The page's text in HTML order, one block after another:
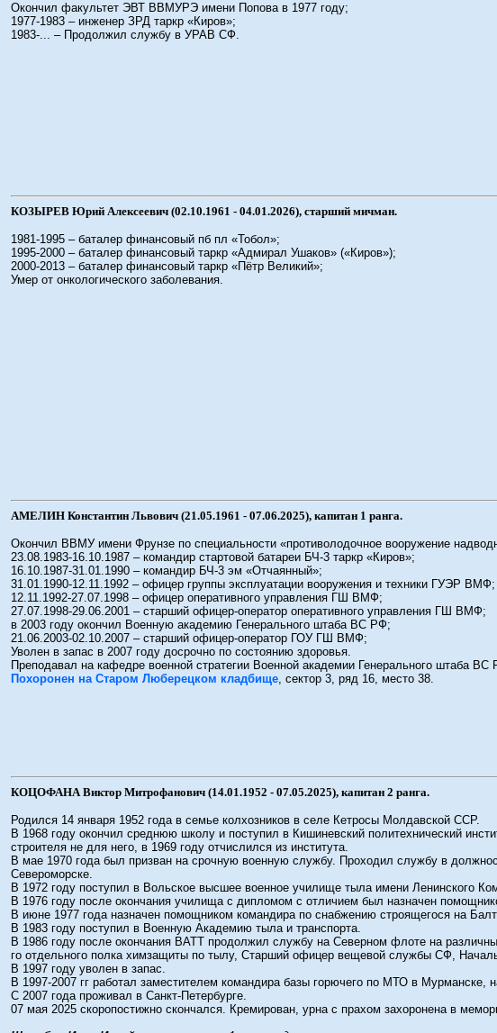
Окончил факультет ЭВТ ВВМУРЭ имени Попова в 1977 году;
1977-1983 – инженер ЗРД таркр «Киров»;
1983-... – Продолжил службу в УРАВ СФ.
КОЗЫРЕВ Юрий Алексеевич (02.10.1961 - 04.01.2026), старший мичман.
1981-1995 – баталер финансовый пб пл «Тобол»;
1995-2000 – баталер финансовый таркр «Адмирал Ушаков» («Киров»);
2000-2013 – баталер финансовый таркр «Пётр Великий»;
Умер от онкологического заболевания.
АМЕЛИН Константин Львович (21.05.1961 - 07.06.2025), капитан 1 ранга.
Окончил ВВМУ имени Фрунзе по специальности «противолодочное вооружение
23.08.1983-16.10.1987 – командир стартовой батареи БЧ-3 таркр «Киров»;
16.10.1987-31.01.1990 – командир БЧ-3 эм «Отчаянный»;
31.01.1990-12.11.1992 – офицер группы эксплуатации вооружения и техники ГУЭР ВМФ;
12.11.1992-27.07.1998 – офицер оперативного управления ГШ ВМФ;
27.07.1998-29.06.2001 – старший офицер-оператор оперативного управления ГШ ВМФ;
в 2003 году окончил Военную академию Генерального штаба ВС РФ;
21.06.2003-02.10.2007 – старший офицер-оператор ГОУ ГШ ВМФ;
Уволен в запас в 2007 году досрочно по состоянию здоровья.
Преподавал на кафедре военной стратегии Военной академии Генерального штаба ВС
Похоронен на Старом Люберецком кладбище, сектор 3, ряд 16, место 38.
КОЦОФАНА Виктор Митрофанович (14.01.1952 - 07.05.2025), капитан 2 ранга.
Родился 14 января 1952 года в семье колхозников в селе Кетросы Молдавской ССР.
В 1968 году окончил среднюю школу и поступил в Кишиневский политехнический
строителя не для него, в 1969 году отчислился из института.
В мае 1970 года был призван на срочную военную службу. Проходил службу в
Североморске.
В 1972 году поступил в Вольское высшее военное училище тыла имени Ленинского
В 1976 году после окончания училища с дипломом с отличием был назначен
В июне 1977 года назначен помощником командира по снабжению строящегося на
В 1983 году поступил в Военную Академию тыла и транспорта.
В 1986 году после окончания ВАТТ продолжил службу на Северном флоте на
го отдельного полка химзащиты по тылу, Cтарший офицер вещевой службы СФ,
В 1997 году уволен в запас.
В 1997-2007 гг работал заместителем командира базы горючего по МТО в
С 2007 года проживал в Санкт-Петербурге.
07 мая 2025 скоропостижно скончался. Кремирован, урна с прахом захоронена в